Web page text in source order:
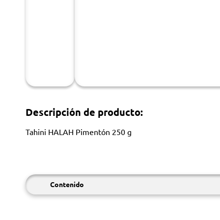
Descripción de producto:
Tahini HALAH Pimentón 250 g
Contenido